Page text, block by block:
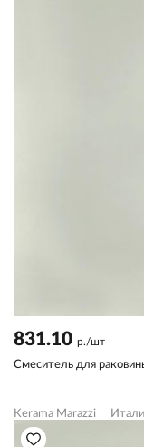
831.10 р./шт
Смеситель для
Kerama Marazzi